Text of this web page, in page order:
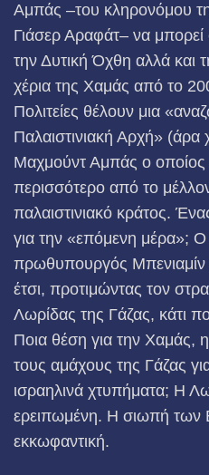
Αμπάς –του κληρονόμου
Γιάσερ Αραφάτ– να μπορεί
την Δυτική Όχθη αλλά και
χέρια της Χαμάς από το
Πολιτείες θέλουν μια
Παλαιστινιακή Αρχή» (άρα
Μαχμούντ Αμπάς ο οποίος
περισσότερο από το
παλαιστινιακό κράτος.
για την «επόμενη μέρα»; Ο
πρωθυπουργός Μπενιαμίν
έτσι, προτιμώντας τον
Λωρίδας της Γάζας, κάτι
Ποια θέση για την Χαμάς,
τους αμάχους της Γάζας
ισραηλινά χτυπήματα; Η
ερειπωμένη. Η σιωπή των
εκκωφαντική.